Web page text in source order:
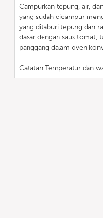
Campurkan tepung, air,
yang sudah dicampur
yang ditaburi tepung dan
dasar dengan saus tomat,
panggang dalam oven
Catatan Temperatur dan